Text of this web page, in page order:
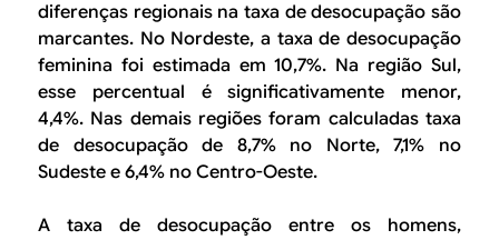
diferenças regionais na taxa de desocupação são
marcantes. No Nordeste, a taxa de desocupação
feminina foi estimada em 10,7%. Na região Sul,
esse percentual é significativamente menor,
4,4%. Nas demais regiões foram calculadas taxa
de desocupação de 8,7% no Norte, 7,1% no
Sudeste e 6,4% no Centro-Oeste.
A taxa de desocupação entre os homens,